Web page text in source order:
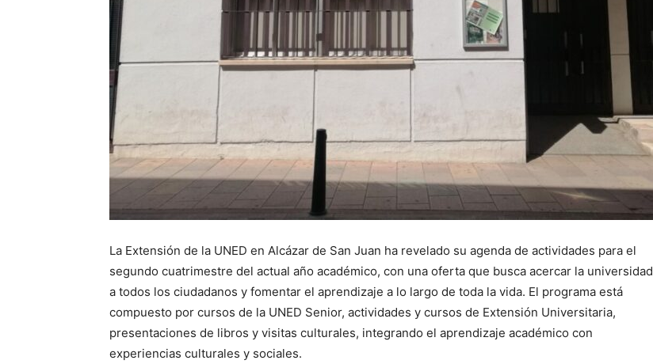
La Extensión de la UNED en Alcázar de San Juan ha revelado su agenda de actividades para el
segundo cuatrimestre del actual año académico, con una oferta que busca acercar la universidad
a todos los ciudadanos y fomentar el aprendizaje a lo largo de toda la vida. El programa está
compuesto por cursos de la UNED Senior, actividades y cursos de Extensión Universitaria,
presentaciones de libros y visitas culturales, integrando el aprendizaje académico con
experiencias culturales y sociales.